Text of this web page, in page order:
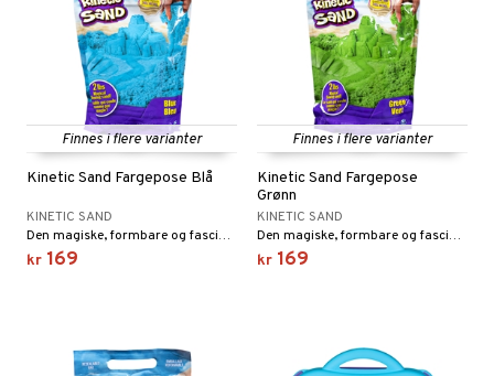
Finnes i flere varianter
Kinetic Sand Fargepose Blå
KINETIC SAND
Den magiske, formbare og fascinerende sanden!
kr 169
Finnes i flere varianter
Kinetic Sand Fargepose
Grønn
KINETIC SAND
Den magiske, formbare og fascinerende sanden!
kr 169